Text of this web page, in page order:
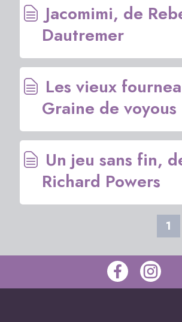
Jacomimi, de
Dautremer
Les vieux
Graine de voyous
Un jeu sans fin,
Richard Powers
1